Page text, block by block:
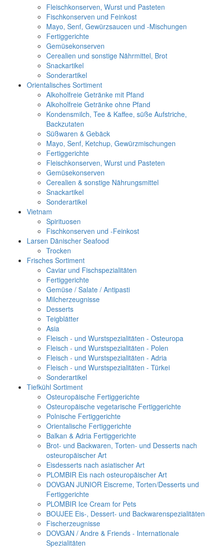
Fleischkonserven, Wurst und Pasteten
Fischkonserven und Feinkost
Mayo, Senf, Gewürzsaucen und -Mischungen
Fertiggerichte
Gemüsekonserven
Cerealien und sonstige Nährmittel, Brot
Snackartikel
Sonderartikel
Orientalisches Sortiment
Alkoholfreie Getränke mit Pfand
Alkoholfreie Getränke ohne Pfand
Kondensmilch, Tee & Kaffee, süße Aufstriche,
Backzutaten
Süßwaren & Gebäck
Mayo, Senf, Ketchup, Gewürzmischungen
Fertiggerichte
Fleischkonserven, Wurst und Pasteten
Gemüsekonserven
Cerealien & sonstige Nährungsmittel
Snackartikel
Sonderartikel
Vietnam
Spirituosen
Fischkonserven und -Feinkost
Larsen Dänischer Seafood
Trocken
Frisches Sortiment
Caviar und Fischspezialitäten
Fertiggerichte
Gemüse / Salate / Antipasti
Milcherzeugnisse
Desserts
Teigblätter
Asia
Fleisch - und Wurstspezialitäten - Osteuropa
Fleisch - und Wurstspezialitäten - Polen
Fleisch - und Wurstspezialitäten - Adria
Fleisch - und Wurstspezialitäten - Türkei
Sonderartikel
Tiefkühl Sortiment
Osteuropäische Fertiggerichte
Osteuropäische vegetarische Fertiggerichte
Polnische Fertiggerichte
Orientalische Fertiggerichte
Balkan & Adria Fertiggerichte
Brot- und Backwaren, Torten- und Desserts nach
osteuropäischer Art
Eisdesserts nach asiatischer Art
PLOMBIR Eis nach osteuropäischer Art
DOVGAN JUNIOR Eiscreme, Torten/Desserts und
Fertiggerichte
PLOMBIR Ice Cream for Pets
BOUJEE Eis-, Dessert- und Backwarenspezialitäten
Fischerzeugnisse
DOVGAN / Andre & Friends - Internationale
Spezialitäten